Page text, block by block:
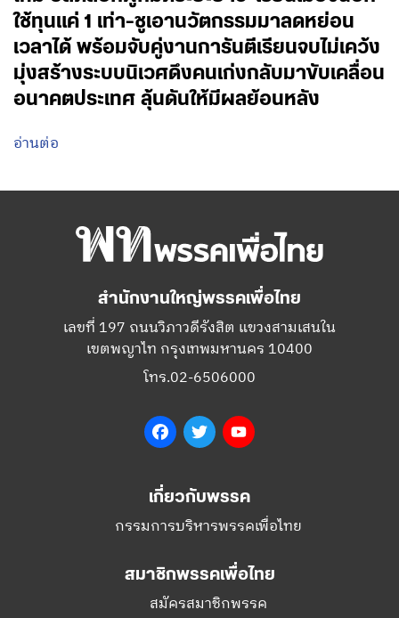
ใช้ทุนแค่ 1 เท่า-ชูเอานวัตกรรมมาลดหย่อน
เวลาได้ พร้อมจับคู่งานการันตีเรียนจบไม่เคว้ง
มุ่งสร้างระบบนิเวศดึงคนเก่งกลับมาขับเคลื่อน
อนาคตประเทศ ลุ้นดันให้มีผลย้อนหลัง
อ่านต่อ
สำนักงานใหญ่พรรคเพื่อไทย
เลขที่ 197 ถนนวิภาวดีรังสิต แขวงสามเสนใน
เขตพญาไท กรุงเทพมหานคร 10400
โทร.02-6506000
FacebookTwitter
เกี่ยวกับพรรค
กรรมการบริหารพรรคเพื่อไทย
สมาชิกพรรคเพื่อไทย
สมัครสมาชิกพรรค